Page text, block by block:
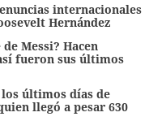
internacionales
Hernández
Messi? Hacen
fueron sus últimos
últimos días de
llegó a pesar 630